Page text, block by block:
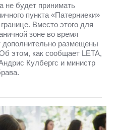
не будет принимать
пункта «Патерниеки»
Вместо этого для
зоне во время
дополнительно размещены
этом, как сообщает LETA,
Кулбергс и министр